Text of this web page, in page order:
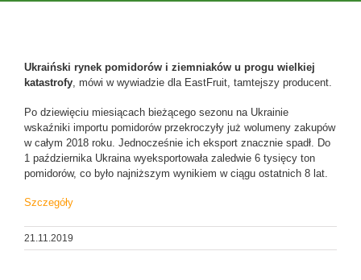
Ukraiński rynek pomidorów i ziemniaków u progu wielkiej
katastrofy, mówi w wywiadzie dla EastFruit, tamtejszy producent.
Po dziewięciu miesiącach bieżącego sezonu na Ukrainie
wskaźniki importu pomidorów przekroczyły już wolumeny zakupów
w całym 2018 roku. Jednocześnie ich eksport znacznie spadł. Do
1 października Ukraina wyeksportowała zaledwie 6 tysięcy ton
pomidorów, co było najniższym wynikiem w ciągu ostatnich 8 lat.
Szczegóły
21.11.2019